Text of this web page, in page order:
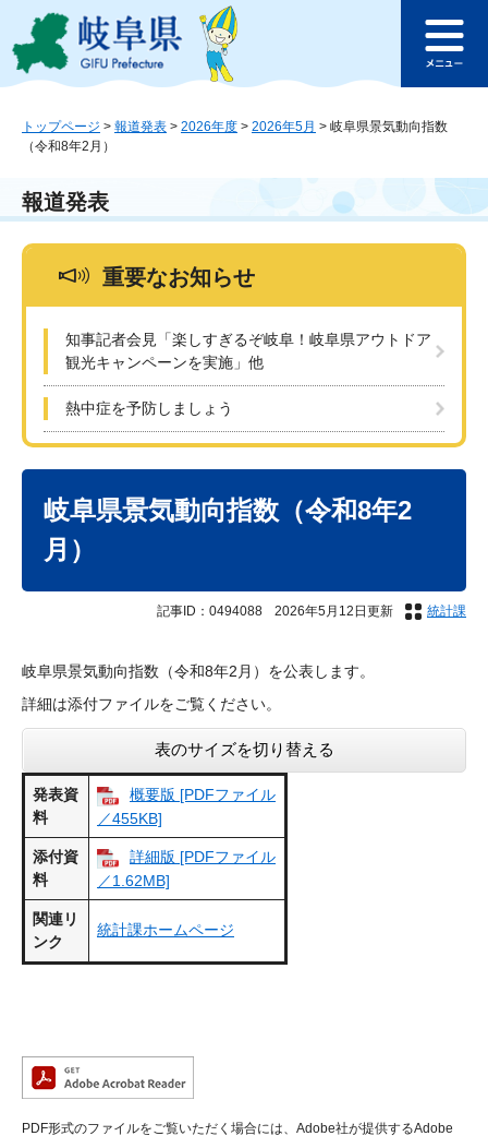
ジ
ュ
本
このページの本文へ
ュ
トップページ > 報道発表 > 2026年度 > 2026年5月 > 岐阜県景気動向指数
（令和8年2月）
報道発表
重要なお知らせ
知事記者会見「楽しすぎるぞ岐阜！岐阜県アウトドア
観光キャンペーンを実施」他
熱中症を予防しましょう
岐阜県景気動向指数（令和8年2
月）
記事ID：0494088 2026年5月12日更新 統計課
岐阜県景気動向指数（令和8年2月）を公表します。
詳細は添付ファイルをご覧ください。
表のサイズを切り替える
発表資
料
概要版 [PDFファイル
／455KB]
添付資
料
詳細版 [PDFファイル
／1.62MB]
関連リ
ンク
統計課ホームページ
PDF形式のファイルをご覧いただく場合には、Adobe社が提供するAdobe